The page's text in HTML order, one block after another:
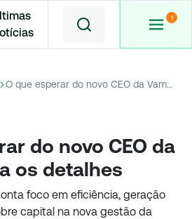
O que esperar do novo CEO da Vamos? Veja os detalhes
do novo CEO da
os detalhes
foco em eficiência, geração
capital na nova gestão da